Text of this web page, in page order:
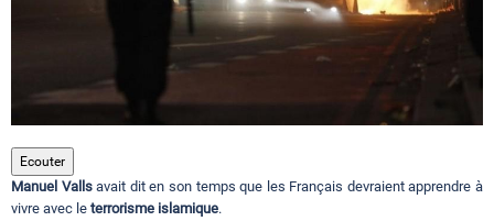
Contact
Ecouter
Manuel Vallsavait dit en son temps que les Français devraient apprendre à
vivre avec le terrorisme islamique.